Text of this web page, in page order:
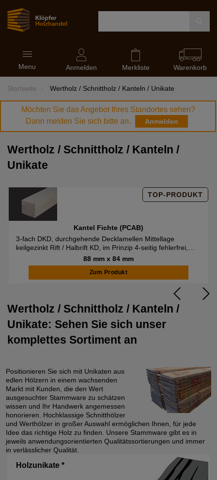
Navigation
ein-
und
ausblenden
Menu Anmelden Merkliste Warenkorb
Startseite Wertholz / Schnittholz / Kanteln / Unikate
Möchten Sie das Angebot Ihres Standortes sehen?
Dann melden Sie sich bitte an.
Anmelden
Wertholz / Schnittholz / Kanteln /
Unikate
TOP-PRODUKT
Kantel Fichte (PCAB)
3-fach DKD, durchgehende Decklamellen Mittellage
keilgezinkt Rift / Halbrift KD, im Prinzip 4-seitig fehlerfrei,
88 mm x 84 mm
Zum Produkt
Wertholz / Schnittholz / Kanteln /
Unikate: Sehen Sie sich unser
komplettes Sortiment an
Positionieren Sie sich mit Unikaten aus
edlen Hölzern in einem wachsenden
Markt mit Kunden, die den Wert
ausgesuchter Stammware zu schätzen
wissen und Ihr Handwerk angemessen
honorieren. Hochklassige Schnitthölzer
und Werthölzer in großer Auswahl ermöglichen Ihnen, für jede
Idee das richtige Holz zu finden. Unsere Stammware gibt es in
jeweils anwendungsorientierten Qualitätssortierungen und immer
in verlässlicher Qualität.
Holzunikate *